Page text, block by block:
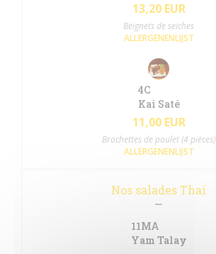
13,20 EUR
Beignets de seiches
ALLERGENENLIJST
4C
Kai Saté
11,00 EUR
Brochettes de poulet (4 pièces)
ALLERGENENLIJST
Nos salades Thaï
11MA
Yam Talay